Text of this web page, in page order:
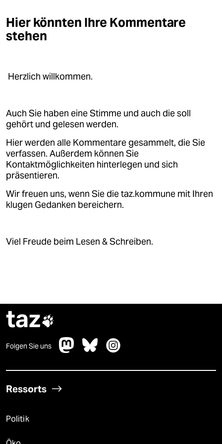
Hier könnten Ihre Kommentare
stehen
Herzlich willkommen.
Auch Sie haben eine Stimme und auch die soll
gehört und gelesen werden.
Hier werden alle Kommentare gesammelt, die Sie
verfassen. Außerdem können Sie
Kontaktmöglichkeiten hinterlegen und sich
präsentieren.
Wir freuen uns, wenn Sie die taz.kommune mit Ihren
klugen Gedanken bereichern.
Viel Freude beim Lesen & Schreiben.
taz
Folgen Sie uns
Ressorts
Politik